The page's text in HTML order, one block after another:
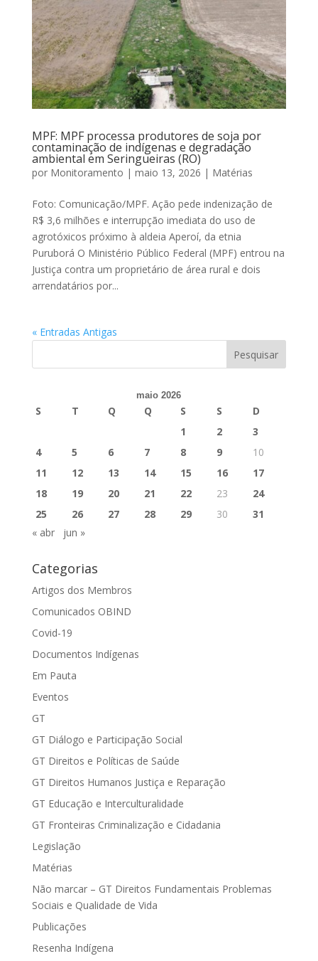
MPF: MPF processa produtores de soja por
contaminação de indígenas e degradação
ambiental em Seringueiras (RO)
por Monitoramento | maio 13, 2026 | Matérias
Foto: Comunicação/MPF. Ação pede indenização de
R$ 3,6 milhões e interrupção imediata do uso de
agrotóxicos próximo à aldeia Aperoí, da etnia
Puruborá O Ministério Público Federal (MPF) entrou na
Justiça contra um proprietário de área rural e dois
arrendatários por...
« Entradas Antigas
maio 2026
S T Q Q S S
D
1
2
3
4
5 6 7 8 9
10
11
12 13 14 15 16
17
18
19 20 21 22 23
24
25
26 27 28 29 30
31
« abr
jun »
Categorias
Artigos dos Membros
Comunicados OBIND
Covid-19
Documentos Indígenas
Em Pauta
Eventos
GT
GT Diálogo e Participação Social
GT Direitos e Políticas de Saúde
GT Direitos Humanos Justiça e Reparação
GT Educação e Interculturalidade
GT Fronteiras Criminalização e Cidadania
Legislação
Matérias
Não marcar – GT Direitos Fundamentais Problemas
Sociais e Qualidade de Vida
Publicações
Resenha Indígena